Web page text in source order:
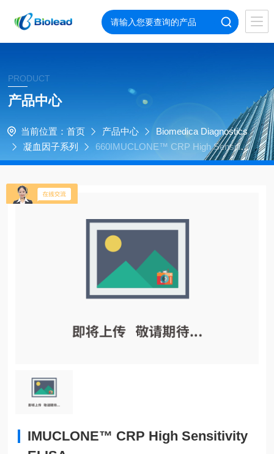
PRODUCT
产品中心
当前位置： 首页 产品中心
Biomedica Diagnostics
凝血因子系列
660IMUCLONE™ CRP High Sensitivit
y ELISA
IMUCLONE™ CRP High Sensitivity